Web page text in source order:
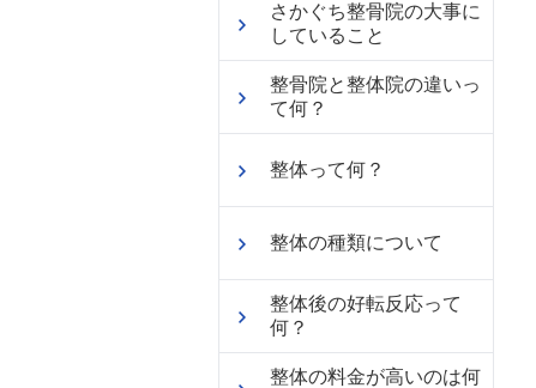
さかぐち整骨院の大事に
していること
整骨院と整体院の違いっ
て何？
整体って何？
整体の種類について
整体後の好転反応って
何？
整体の料金が高いのは何